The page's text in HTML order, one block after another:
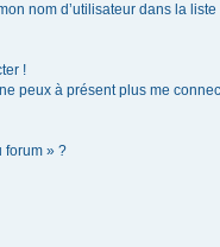
nom d’utilisateur dans la liste
!
peux à présent plus me
forum » ?